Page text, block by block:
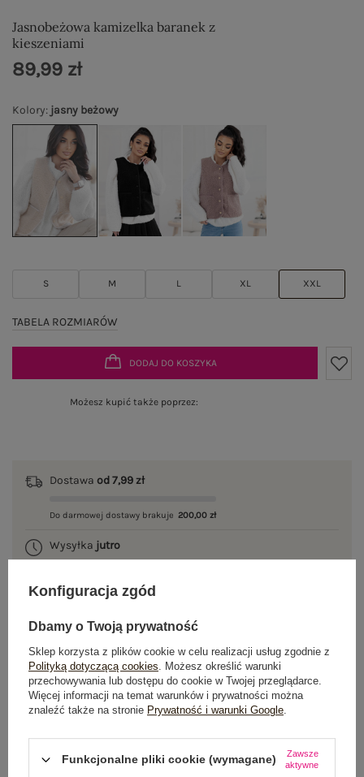
Jasnobeżowa kamizelka baranek z
kieszeniami
Kolory: jasny beżowy
S M L XL XXL
TABELA ROZMIARÓW
89,99 zł
DODAJ DO KOSZYKA
Możesz kupić także poprzez:
Dostawa od 7,99 zł
Do darmowej dostawy brakuje 200,00 zł
Wysyłka jutro
OPIS PRODUKTU
GŁÓWNE PARAMETRY
WYSYŁKA I DOSTAWA
Konfiguracja zgód
Dbamy o Twoją prywatność
Sklep korzysta z plików cookie w celu realizacji usług zgodnie z
Polityką dotyczącą cookies. Możesz określić warunki
przechowywania lub dostępu do cookie w Twojej przeglądarce.
Więcej informacji na temat warunków i prywatności można
znaleźć także na stronie Prywatność i warunki Google.
Funkcjonalne pliki cookie (wymagane)
Zawsze
aktywne